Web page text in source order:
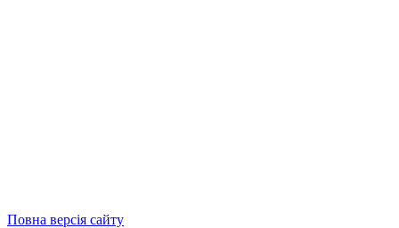
Повна версія сайту